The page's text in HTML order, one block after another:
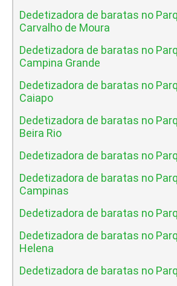
Dedetizadora de baratas no
Carvalho de Moura
Dedetizadora de baratas no
Campina Grande
Dedetizadora de baratas no
Caiapo
Dedetizadora de baratas no
Beira Rio
Dedetizadora de baratas no
Dedetizadora de baratas no
Campinas
Dedetizadora de baratas no
Dedetizadora de baratas no
Helena
Dedetizadora de baratas no